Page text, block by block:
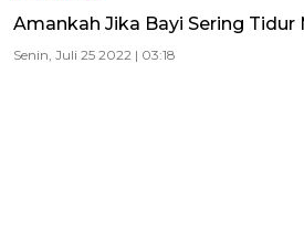
Amankah Jika Bayi Sering Tidur
Senin, Juli 25 2022 | 03:18